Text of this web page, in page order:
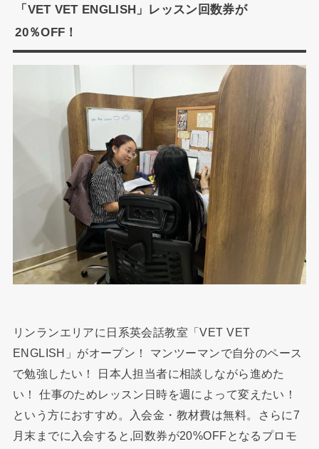
「VET VET ENGLISH」レッスン回数券が
20％OFF！
リンランエリアに日系英会話教室「VET VET
ENGLISH」がオープン！ マンツーマンで自分のペース
で勉強したい！ 日本人担当者に相談しながら進めた
い！ 仕事のためレッスン日時を週によって変えたい！
という方におすすめ。入会金・教材費は無料。さらに7
月末までに入会すると,回数券が20%OFFとなるプロモ